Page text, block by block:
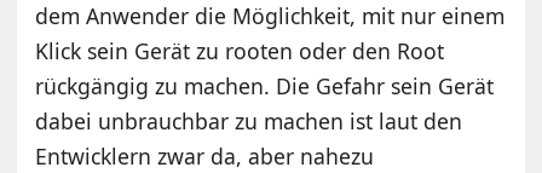
dem Anwender die Möglichkeit, mit nur einem
Klick sein Gerät zu rooten oder den Root
rückgängig zu machen. Die Gefahr sein Gerät
dabei unbrauchbar zu machen ist laut den
Entwicklern zwar da, aber nahezu